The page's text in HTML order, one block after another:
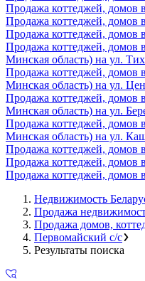
Продажа коттеджей, домов
Продажа коттеджей, домов
Продажа коттеджей, домов
Продажа коттеджей, домов
Минская область) на ул.
Продажа коттеджей, домов
Минская область) на ул.
Продажа коттеджей,
Минская область) на ул.
Продажа коттеджей,
Минская область) на ул.
Продажа коттеджей, домов
Продажа коттеджей, домов
Продажа коттеджей, домов
Недвижимость
Продажа
Продажа домов,
Первомайский с/с
Результаты поиска